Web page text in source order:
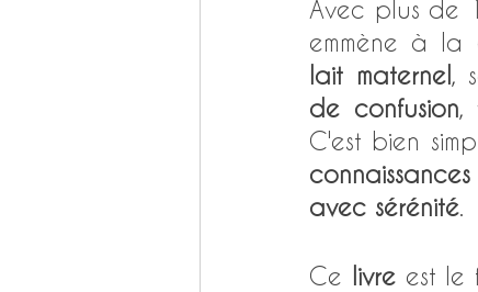
Avec plus de
emmène à la
lait maternel ,
de confusion,
C'est bien
connaissances
avec sérénité
Ce livre est le